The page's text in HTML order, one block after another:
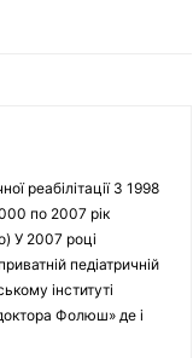
реабілітації З 1998
по 2007 рік
У 2007 році
педіатричній
інституті
Фолюш» де і